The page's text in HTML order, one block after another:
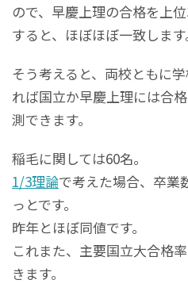
ので、早慶上理の合格を上
すると、ほぼほぼ一致します
そう考えると、両校ともに
れば国立か早慶上理には合
測できます。
稲毛に関しては60名。
1/3理論で考えた場合、卒業
っとです。
昨年とほぼ同値です。
これまた、主要国立大合格
きます。